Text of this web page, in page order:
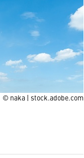
© naka | stock.adobe.com